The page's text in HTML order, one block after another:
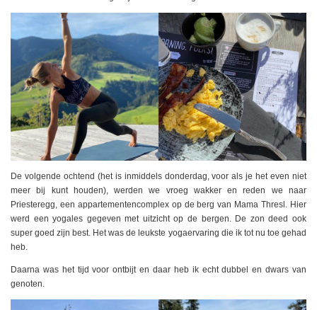
De volgende ochtend (het is inmiddels donderdag, voor als je het even niet
meer bij kunt houden), werden we vroeg wakker en reden we naar
Priesteregg, een appartementencomplex op de berg van Mama Thresl. Hier
werd een yogales gegeven met uitzicht op de bergen. De zon deed ook
super goed zijn best. Het was de leukste yogaervaring die ik tot nu toe gehad
heb.
Daarna was het tijd voor ontbijt en daar heb ik echt dubbel en dwars van
genoten.